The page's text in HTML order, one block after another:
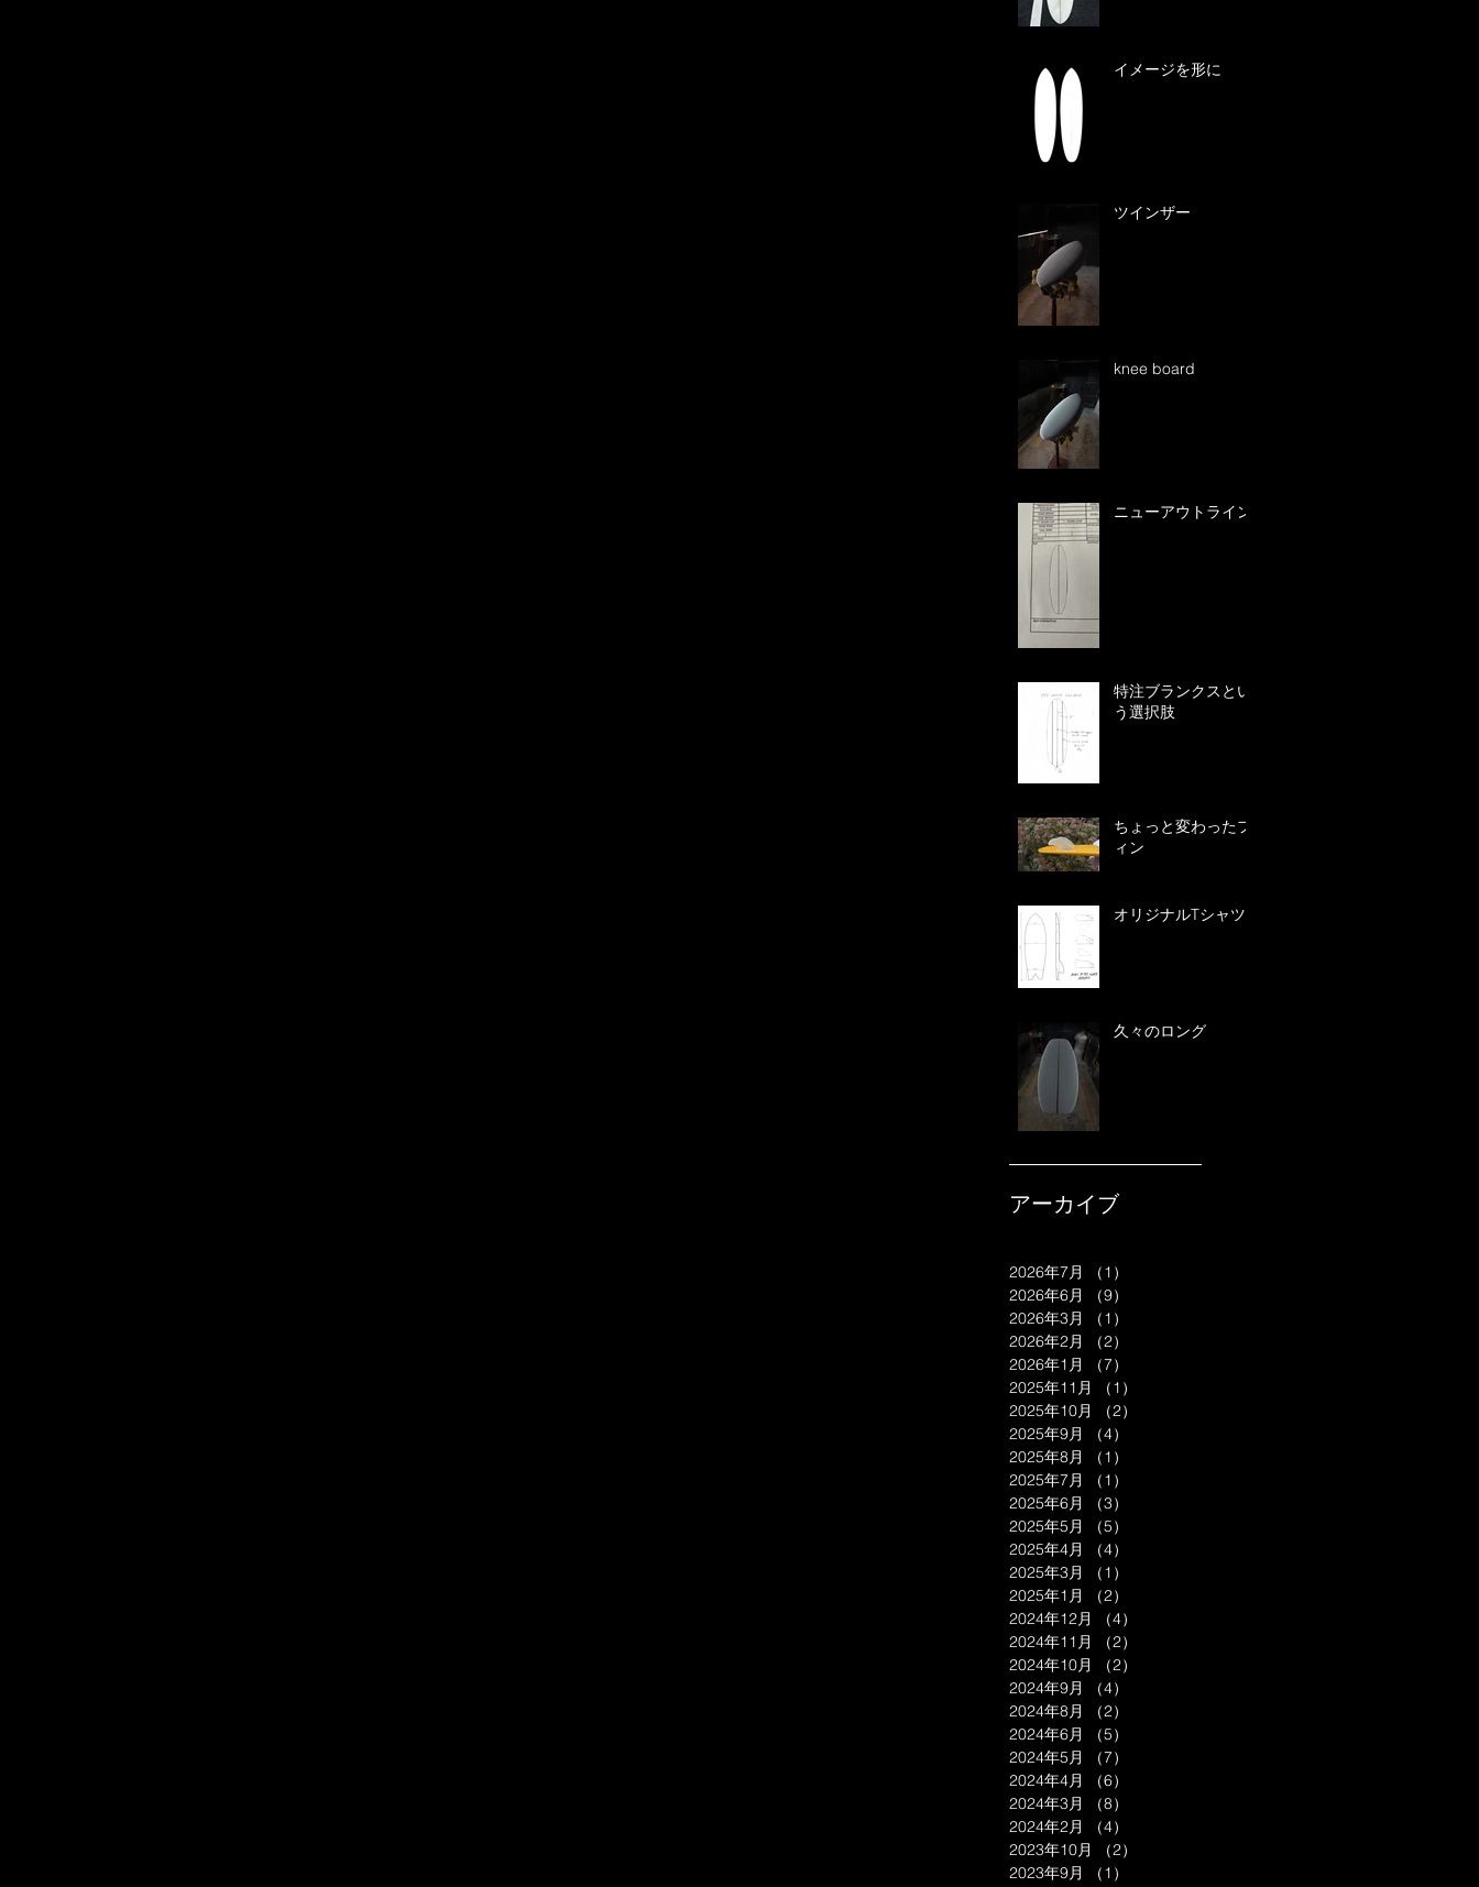
イメージを形に
ツインザー
knee board
ニューアウトライン
特注ブランクスとい
う選択肢
ちょっと変わったフ
ィン
オリジナルTシャツ
久々のロング
アーカイブ
2026年7月 （1）
2026年6月
（9）
2026年3月
（1）
2026年2月
（2）
2026年1月
（7）
2025年11月
（1）
2025年10月
（2）
2025年9月
（4）
2025年8月
（1）
2025年7月
（1）
2025年6月
（3）
2025年5月
（5）
2025年4月
（4）
2025年3月
（1）
2025年1月
（2）
2024年12月
（4）
2024年11月
（2）
2024年10月
（2）
2024年9月
（4）
2024年8月
（2）
2024年6月
（5）
2024年5月
（7）
2024年4月
（6）
2024年3月
（8）
2024年2月
（4）
2023年10月
（2）
2023年9月
（1）